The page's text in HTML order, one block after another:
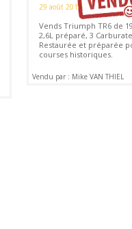
29 août 2019
Vends Triumph TR6 de
2,6L préparé, 3
Restaurée et préparée
courses historiques.
Vendu par : Mike VAN THIEL